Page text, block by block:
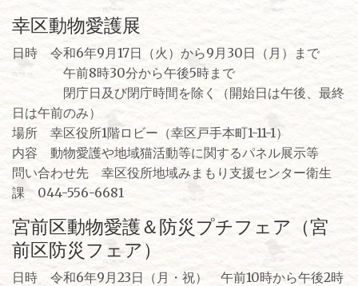
幸区動物愛護展
日時 令和6年9月17日（火）から9月30日（月）まで
午前8時30分から午後5時まで
閉庁日及び閉庁時間を除く（開始日は午後、最終
日は午前のみ）
場所 幸区役所1階ロビー（幸区戸手本町1-11-1）
内容 動物愛護や地域猫活動等に関するパネル展示等
問い合わせ先 幸区役所地域みまもり支援センター衛生
課 044-556-6681
宮前区動物愛護＆防災プチフェア（宮
前区防災フェア）
日時 令和6年9月23日（月・祝） 午前10時から午後2時